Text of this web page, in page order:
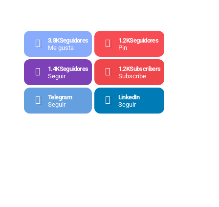
3.8KSeguidores
Me gusta
1.2KSeguidores
Pin
1.4KSeguidores
Seguir
1.2KSubscribers
Subscribe
Telegram
Seguir
LinkedIn
Seguir